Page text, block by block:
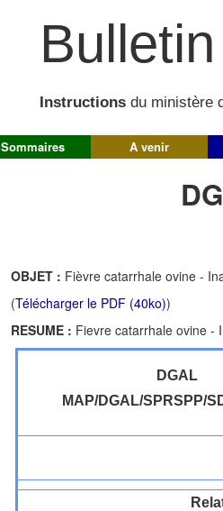
Instructions du ministère
Sommaires A venir
OBJET : Fièvre catarrhale ovine -
(Télécharger le PDF (40ko))
RESUME : Fievre catarrhale ovine -
DGAL
MAP/DGAL/SPRSPP/